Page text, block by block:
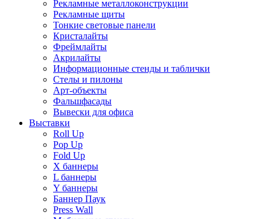
Рекламные металлоконструкции
Рекламные щиты
Тонкие световые панели
Кристалайты
Фреймлайты
Акрилайты
Информационные стенды и таблички
Стелы и пилоны
Арт-объекты
Фальшфасады
Вывески для офиса
Выставки
Roll Up
Pop Up
Fold Up
Х баннеры
L баннеры
Y баннеры
Баннер Паук
Press Wall